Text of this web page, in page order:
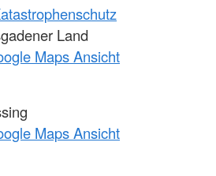
Land
Maps Ansicht
Maps Ansicht